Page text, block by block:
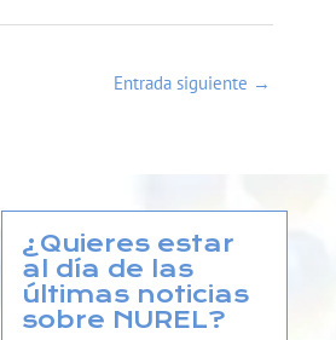
Entrada siguiente →
¿Quieres estar
al día de las
últimas noticias
sobre NUREL?